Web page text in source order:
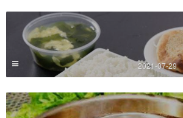
2021-07-29